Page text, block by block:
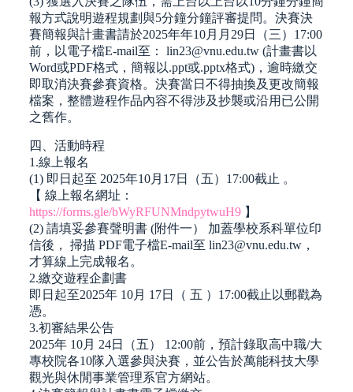
報方式說明遊程規劃與5分鐘分鐘評審提問。決賽決
賽簡報與計畫書請於2025年年10月月29日（三）17:00
前，以電子檔E-mail至： lin23@vnu.edu.tw (計畫書以
Word或PDF格式，簡報以.ppt或.pptx格式)，逾時繳交
即取消決賽參賽資格。決賽當日不得抽換及更改簡報
檔案，整體遊程作品內容不得涉及抄襲或沿用已公開
之舊作。
四、活動時程
1.線上報名
(1) 即日起至 2025年10月17日（五）17:00截止 。
【 線上報名網址：
https://forms.gle/bWyRFUNMndpytwuH9】
(2) 請填妥參賽聲明書 (附件一） 加蓋學校系科單位印
信後， 掃描 PDF電子檔E-mail至 lin23@vnu.edu.tw，
才算線上完成報名。
2.繳交遊程企劃書
即日起至2025年 10月 17日（ 五 ）17:00截止以郵戳為
憑。
3.初審結果公告
2025年 10月 24日（五） 12:00前，預計錄取高中職/大
專校院各10隊入選參與決賽，並公告於萬能科技大學
觀光與休閒事業管理系官方網站。